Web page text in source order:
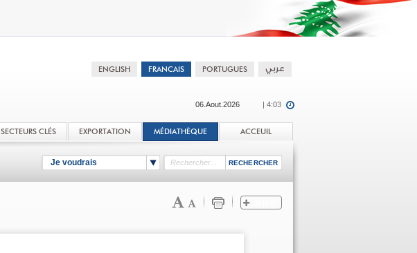
06.Aout.2026 | 4:03
SECTEURS CLÉS EXPORTATION MÉDIATHÈQUE ACCEUIL
Je voudrais